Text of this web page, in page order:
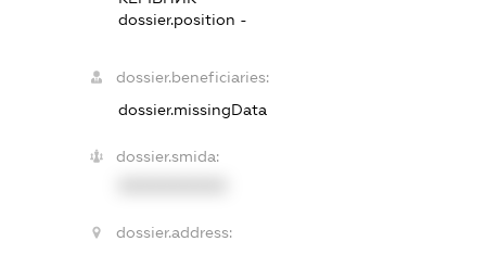
dossier.position -
dossier.beneficiaries:
dossier.missingData
dossier.smida:
dossier.address: